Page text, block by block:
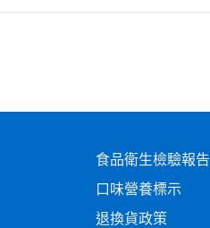
食品衛生檢驗報告
口味營養標示
退換貨政策